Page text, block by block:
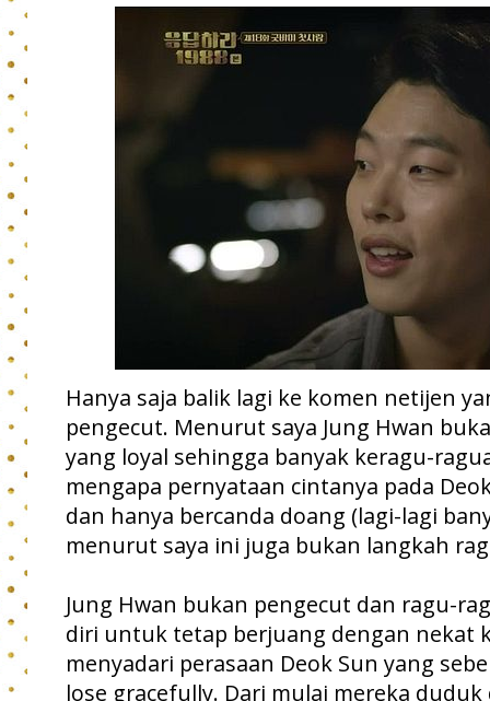
Hanya saja balik lagi ke komen netijen
pengecut. Menurut saya Jung Hwan
yang loyal sehingga banyak keragu-
mengapa pernyataan cintanya pada
dan hanya bercanda doang (lagi-lagi
menurut saya ini juga bukan langkah
Jung Hwan bukan pengecut dan ragu-
diri untuk tetap berjuang dengan nekat
menyadari perasaan Deok Sun yang
lose gracefully. Dari mulai mereka